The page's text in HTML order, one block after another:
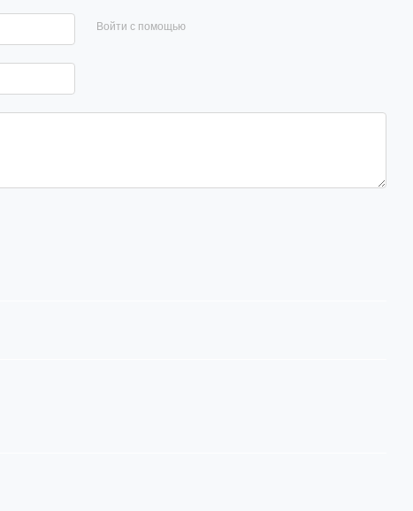
Войти с помощью